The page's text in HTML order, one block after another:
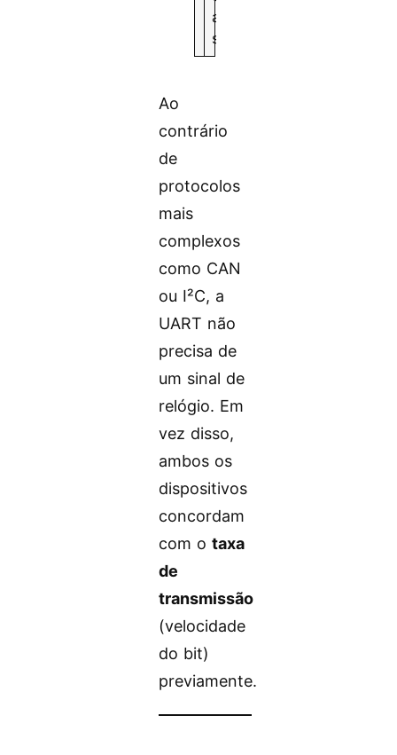
a
s
Ao
contrário
de
protocolos
mais
complexos
como CAN
ou I²C, a
UART não
precisa de
um sinal de
relógio. Em
vez disso,
ambos os
dispositivos
concordam
com otaxa
de
transmissão
(velocidade
do bit)
previamente.